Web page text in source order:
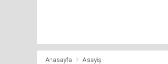
Anasayfa Asayiş